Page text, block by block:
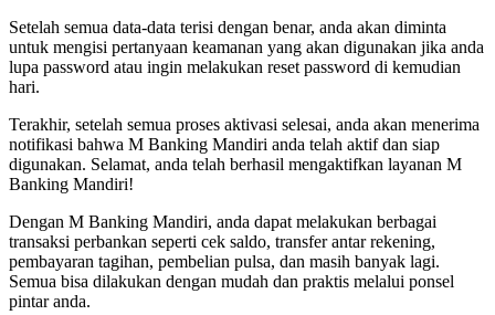
Setelah semua data-data terisi dengan benar, anda akan diminta
untuk mengisi pertanyaan keamanan yang akan digunakan jika anda
lupa password atau ingin melakukan reset password di kemudian
hari.
Terakhir, setelah semua proses aktivasi selesai, anda akan menerima
notifikasi bahwa M Banking Mandiri anda telah aktif dan siap
digunakan. Selamat, anda telah berhasil mengaktifkan layanan M
Banking Mandiri!
Dengan M Banking Mandiri, anda dapat melakukan berbagai
transaksi perbankan seperti cek saldo, transfer antar rekening,
pembayaran tagihan, pembelian pulsa, dan masih banyak lagi.
Semua bisa dilakukan dengan mudah dan praktis melalui ponsel
pintar anda.